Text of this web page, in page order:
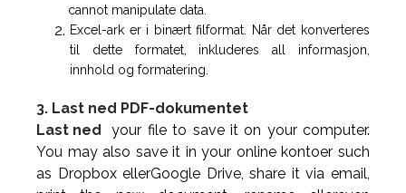
cannot manipulate data.
Excel-ark er i binært filformat. Når det konverteres
til dette formatet, inkluderes all informasjon,
innhold og formatering.
3. Last ned PDF-dokumentet
Last ned
your file to save it on your computer.
You may also save it in your online kontoer such
as Dropbox ellerGoogle Drive, share it via email,